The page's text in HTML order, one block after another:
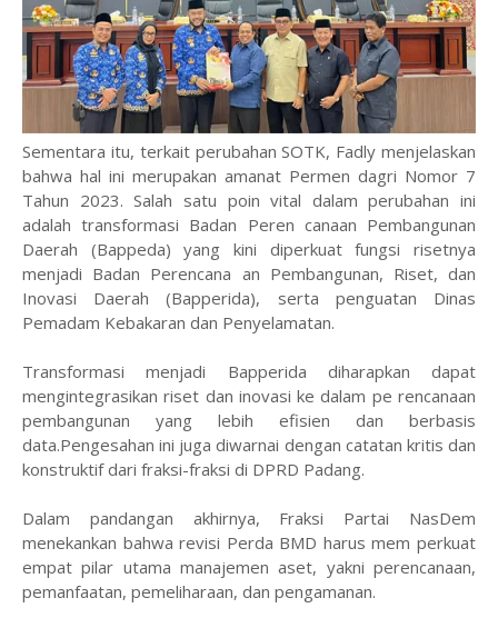
Sementara itu, terkait perubahan SOTK, Fadly menjelaskan
bahwa hal ini merupakan amanat Permen dagri Nomor 7
Tahun 2023. Salah satu poin vital dalam perubahan ini
adalah transformasi Badan Peren canaan Pembangunan
Daerah (Bappeda) yang kini diperkuat fungsi risetnya
menjadi Badan Perencana an Pembangunan, Riset, dan
Inovasi Daerah (Bapperida), serta penguatan Dinas
Pemadam Kebakaran dan Penyelamatan.
Transformasi menjadi Bapperida diharapkan dapat
mengintegrasikan riset dan inovasi ke dalam pe rencanaan
pembangunan yang lebih efisien dan berbasis
data.Pengesahan ini juga diwarnai dengan catatan kritis dan
konstruktif dari fraksi-fraksi di DPRD Padang.
Dalam pandangan akhirnya, Fraksi Partai NasDem
menekankan bahwa revisi Perda BMD harus mem perkuat
empat pilar utama manajemen aset, yakni perencanaan,
pemanfaatan, pemeliharaan, dan pengamanan.